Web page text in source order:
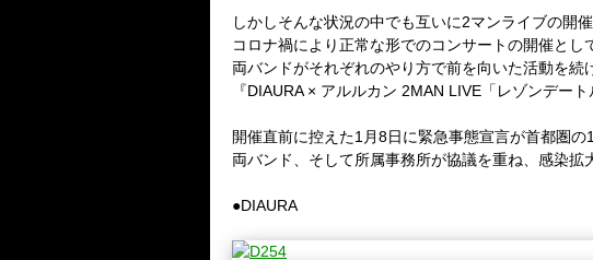
しかしそんな状況の中でも互いに2マンライブの開催
コロナ禍により正常な形でのコンサートの開催とし
両バンドがそれぞれのやり方で前を向いた活動を続
『DIAURA × アルルカン 2MAN LIVE「レゾンデー
開催直前に控えた1月8日に緊急事態宣言が首都圏の
両バンド、そして所属事務所が協議を重ね、感染拡
●DIAURA